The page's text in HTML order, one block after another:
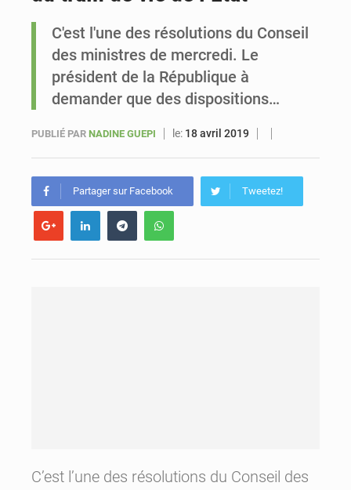
Sénégal : Ousmane Diagne prêtera serment le 11 août comme président du Conseil constitutionnel
C'est l'une des résolutions du Conseil
des ministres de mercredi. Le
président de la République à
demander que des dispositions…
PUBLIÉ PAR NADINE GUEPI le: 18 avril 2019
Partager sur Facebook Tweetez!
C’est l’une des résolutions du Conseil des